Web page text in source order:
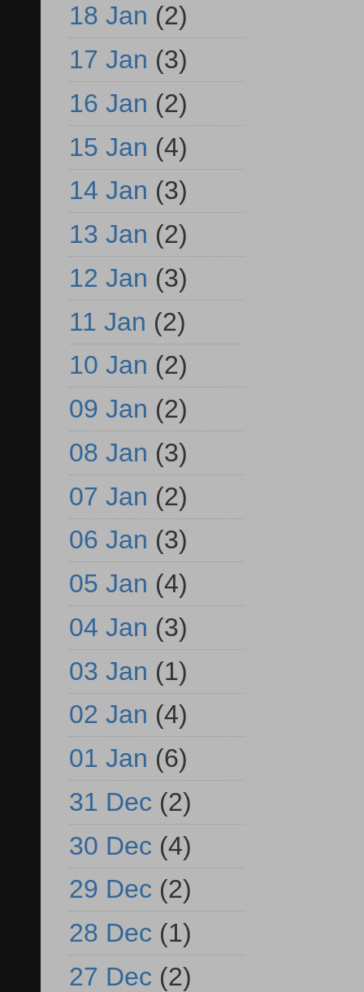
18 Jan (2)
17 Jan (3)
16 Jan (2)
15 Jan (4)
14 Jan (3)
13 Jan (2)
12 Jan (3)
11 Jan (2)
10 Jan (2)
09 Jan (2)
08 Jan (3)
07 Jan (2)
06 Jan (3)
05 Jan (4)
04 Jan (3)
03 Jan (1)
02 Jan (4)
01 Jan (6)
31 Dec (2)
30 Dec (4)
29 Dec (2)
28 Dec (1)
27 Dec (2)